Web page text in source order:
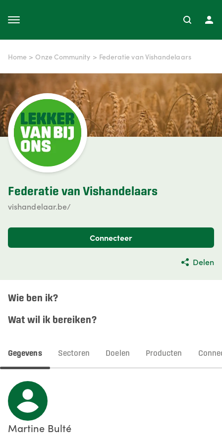
Home > Onze Community > Federatie van Vishandelaars
Federatie van Vishandelaars
vishandelaar.be/
Connecteer
Delen
Wie ben ik?
Wat wil ik bereiken?
Gegevens Sectoren Doelen Producten
Martine Bulté